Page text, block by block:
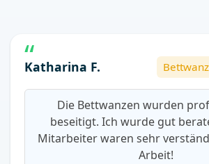
Katharina F.
Die Bettwanzen wurden
beseitigt. Ich wurde gut
Mitarbeiter waren sehr
Arbeit!